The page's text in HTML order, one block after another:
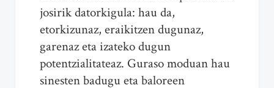
josirik datorkigula: hau da,
etorkizunaz, eraikitzen dugunaz,
garenaz eta izateko dugun
potentzialitateaz. Guraso moduan hau
sinesten badugu eta baloreen